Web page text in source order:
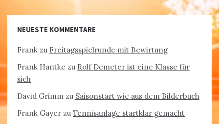
NEUESTE KOMMENTARE
Frank zu Freitagsspielrunde mit Bewirtung
Frank Hantke zu Rolf Demeter ist eine Klasse für
sich
David Grimm zu Saisonstart wie aus dem Bilderbuch
Frank Gayer zu Tennisanlage startklar gemacht